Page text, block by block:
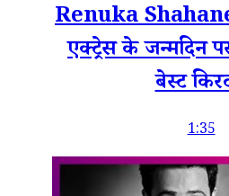
Renuka
एक्ट्रेस के जन्मदिन
बेस्ट
1:35